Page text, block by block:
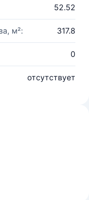
52.52
м²: 317.8
0
отсутствует